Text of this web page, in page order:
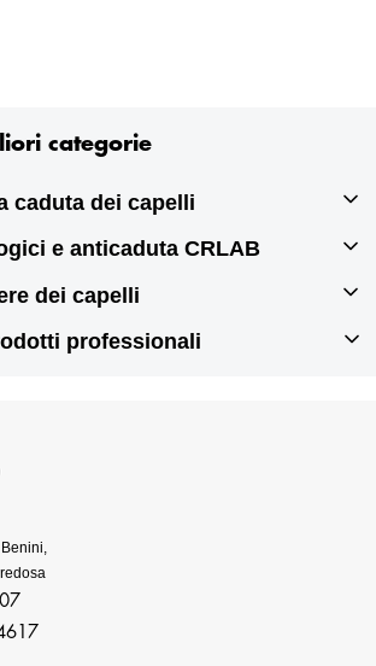
categorie
caduta dei capelli
e anticaduta CRLAB
dei capelli
punte
professionali
per capelli